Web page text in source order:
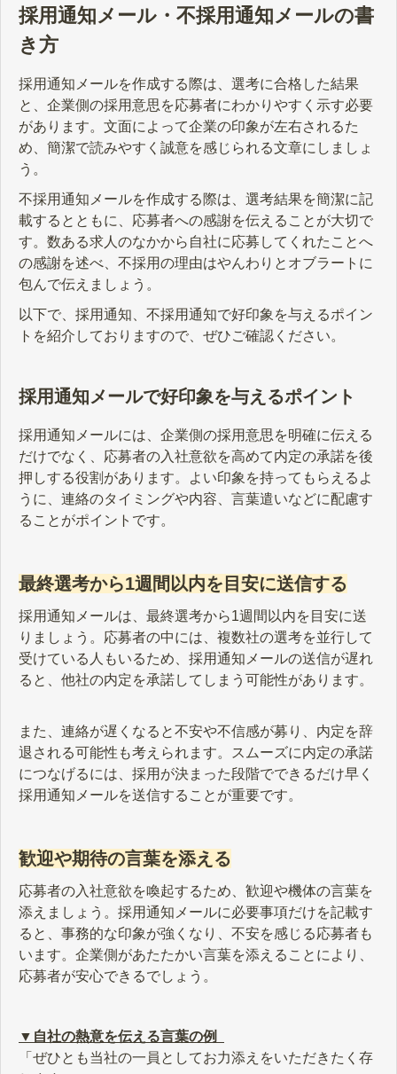
採用通知メール・不採用通知メールの書
き方
採用通知メールを作成する際は、選考に合格した結果
と、企業側の採用意思を応募者にわかりやすく示す必要
があります。文面によって企業の印象が左右されるた
め、簡潔で読みやすく誠意を感じられる文章にしましょ
う。
不採用通知メールを作成する際は、選考結果を簡潔に記
載するとともに、応募者への感謝を伝えることが大切で
す。数ある求人のなかから自社に応募してくれたことへ
の感謝を述べ、不採用の理由はやんわりとオブラートに
包んで伝えましょう。
以下で、採用通知、不採用通知で好印象を与えるポイン
トを紹介しておりますので、ぜひご確認ください。
採用通知メールで好印象を与えるポイント
採用通知メールには、企業側の採用意思を明確に伝える
だけでなく、応募者の入社意欲を高めて内定の承諾を後
押しする役割があります。よい印象を持ってもらえるよ
うに、連絡のタイミングや内容、言葉遣いなどに配慮す
ることがポイントです。
最終選考から1週間以内を目安に送信する
採用通知メールは、最終選考から1週間以内を目安に送
りましょう。応募者の中には、複数社の選考を並行して
受けている人もいるため、採用通知メールの送信が遅れ
ると、他社の内定を承諾してしまう可能性があります。
また、連絡が遅くなると不安や不信感が募り、内定を辞
退される可能性も考えられます。スムーズに内定の承諾
につなげるには、採用が決まった段階でできるだけ早く
採用通知メールを送信することが重要です。
歓迎や期待の言葉を添える
応募者の入社意欲を喚起するため、歓迎や機体の言葉を
添えましょう。採用通知メールに必要事項だけを記載す
ると、事務的な印象が強くなり、不安を感じる応募者も
います。企業側があたたかい言葉を添えることにより、
応募者が安心できるでしょう。
▼自社の熱意を伝える言葉の例
「ぜひとも当社の一員としてお力添えをいただきたく存